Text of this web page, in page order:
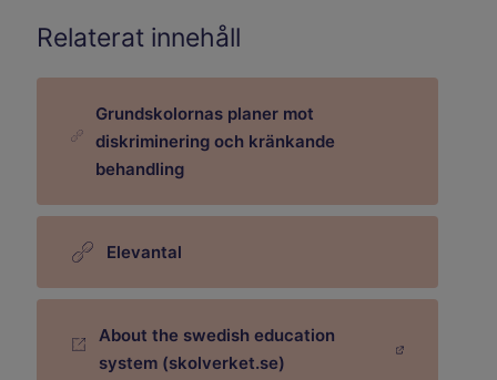
Relaterat innehåll
Grundskolornas planer mot
diskriminering och kränkande
behandling
Elevantal
About the swedish education
system (skolverket.se)
Länk till annan webbplats.